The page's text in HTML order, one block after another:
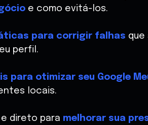
e como evitá-los.
para corrigir falhas que
perfil.
para otimizar seu Google
locais.
e direto para melhorar sua